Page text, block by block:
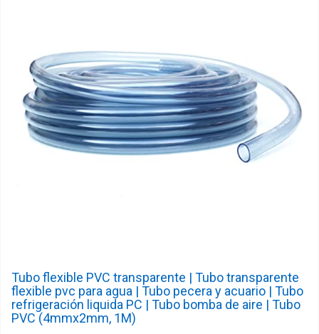
Tubo flexible PVC transparente | Tubo transparente
flexible pvc para agua | Tubo pecera y acuario | Tubo
refrigeración liquida PC | Tubo bomba de aire | Tubo
PVC (4mmx2mm, 1M)